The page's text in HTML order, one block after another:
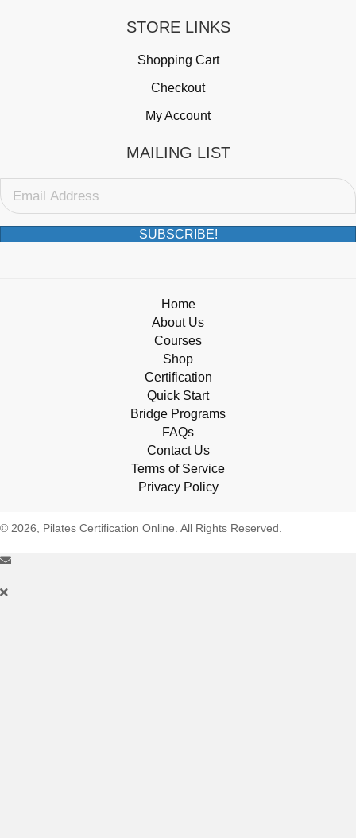
STORE LINKS
Shopping Cart
Checkout
My Account
MAILING LIST
SUBSCRIBE!
Home
About Us
Courses
Shop
Certification
Quick Start
Bridge Programs
FAQs
Contact Us
Terms of Service
Privacy Policy
© 2026, Pilates Certification Online. All Rights Reserved.